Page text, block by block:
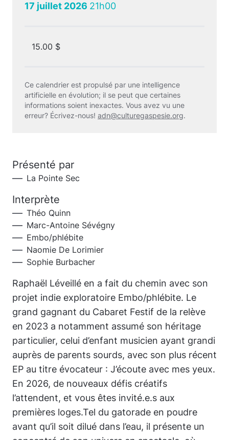
17 juillet 2026 21h00
15.00 $
Ce calendrier est propulsé par une intelligence
artificielle en évolution; il se peut que certaines
informations soient inexactes. Vous avez vu une
erreur? Écrivez-nous! adn@culturegaspesie.org.
Présenté par
La Pointe Sec
Interprète
Théo Quinn
Marc-Antoine Sévégny
Embo/phlébite
Naomie De Lorimier
Sophie Burbacher
Raphaël Léveillé en a fait du chemin avec son
projet indie exploratoire Embo/phlébite. Le
grand gagnant du Cabaret Festif de la relève
en 2023 a notamment assumé son héritage
particulier, celui d’enfant musicien ayant grandi
auprès de parents sourds, avec son plus récent
EP au titre évocateur : J’écoute avec mes yeux.
En 2026, de nouveaux défis créatifs
l’attendent, et vous êtes invité.e.s aux
premières loges.Tel du gatorade en poudre
avant qu’il soit dilué dans l’eau, il présente un